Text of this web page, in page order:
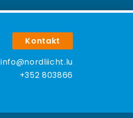
Kontakt
info@nordliicht.lu
+352 803866